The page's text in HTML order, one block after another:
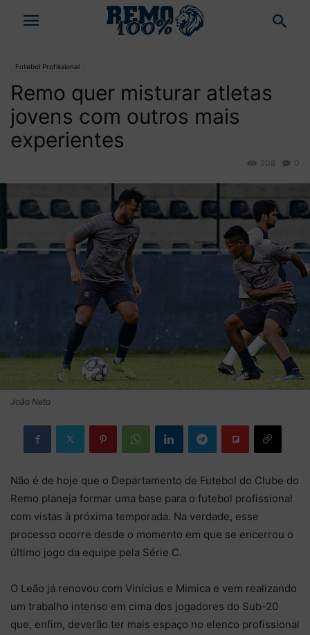
Futebol Profissional
Remo quer misturar atletas
jovens com outros mais
experientes
0
208
João Neto
Não é de hoje que o Departamento de Futebol do Clube do
Remo planeja formar uma base para o futebol profissional
com vistas à próxima temporada. Na verdade, esse
processo ocorre desde o momento em que se encerrou o
último jogo da equipe pela Série C.
O Leão já renovou com Vinícius e Mimica e vem realizando
um trabalho intenso em cima dos jogadores do Sub-20
que, enfim, deverão ter mais espaço no elenco profissional